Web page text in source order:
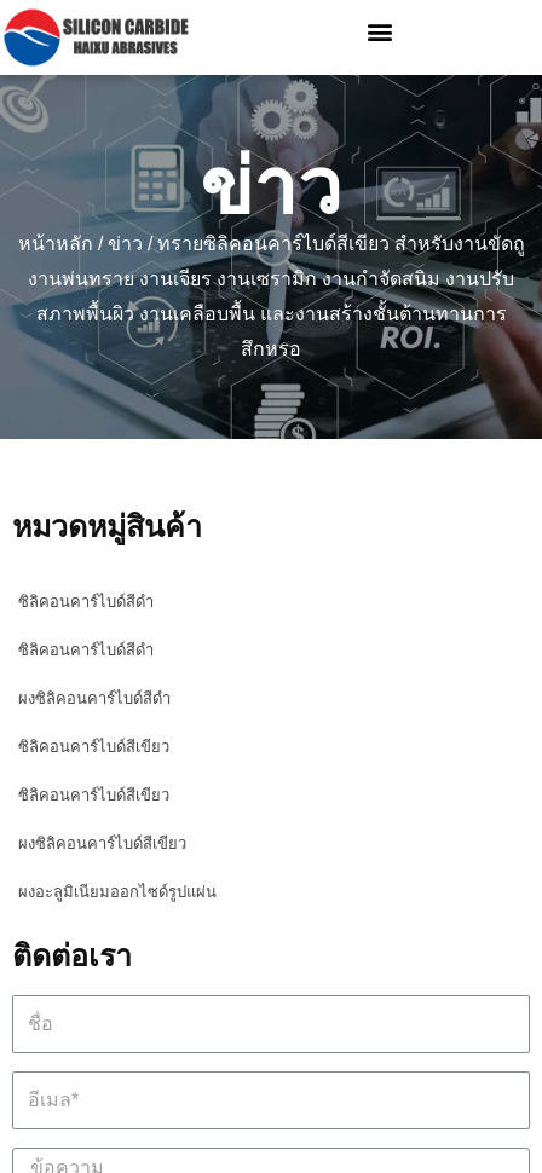
ข่าว
หน้าหลัก /ข่าว / ทรายซิลิคอนคาร์ไบด์สีเขียว สำหรับงานขัดถู
งานพ่นทราย งานเจียร งานเซรามิก งานกำจัดสนิม งานปรับ
สภาพพื้นผิว งานเคลือบพื้น และงานสร้างชั้นต้านทานการ
สึกหรอ
หมวดหมู่สินค้า
ซิลิคอนคาร์ไบด์สีดำ
ซิลิคอนคาร์ไบด์สีดำ
ผงซิลิคอนคาร์ไบด์สีดำ
ซิลิคอนคาร์ไบด์สีเขียว
ซิลิคอนคาร์ไบด์สีเขียว
ผงซิลิคอนคาร์ไบด์สีเขียว
ผงอะลูมิเนียมออกไซด์รูปแผ่น
ติดต่อเรา